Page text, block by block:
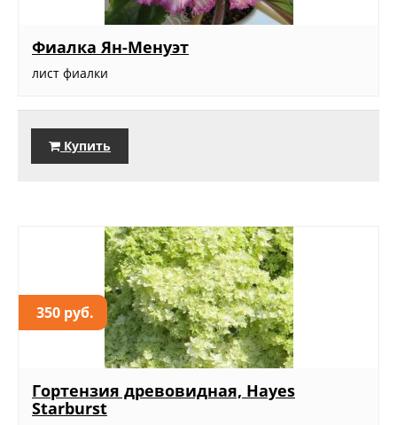
Фиалка Ян-Менуэт
лист фиалки
Купить
350 руб.
Гортензия древовидная, Hayes
Starburst